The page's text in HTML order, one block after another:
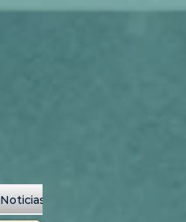
Noticias y Eventos